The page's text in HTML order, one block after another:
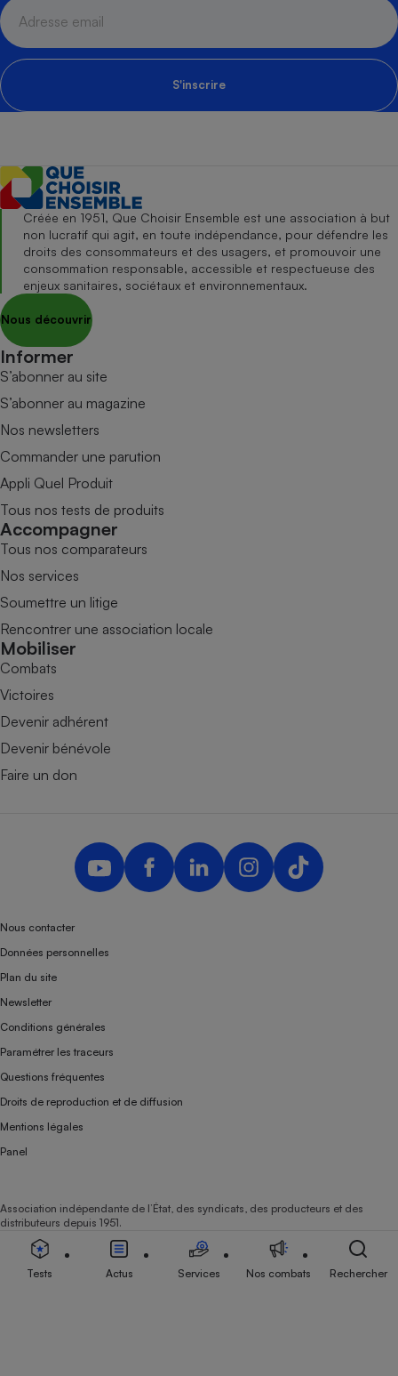
S'inscrire
Créée en 1951, Que Choisir Ensemble est une association à but
non lucratif qui agit, en toute indépendance, pour défendre les
droits des consommateurs et des usagers, et promouvoir une
consommation responsable, accessible et respectueuse des
enjeux sanitaires, sociétaux et environnementaux.
Nous découvrir
Informer
S’abonner au site
S’abonner au magazine
Nos newsletters
Commander une parution
Appli Quel Produit
Tous nos tests de produits
Accompagner
Tous nos comparateurs
Nos services
Soumettre un litige
Rencontrer une association locale
Mobiliser
Combats
Victoires
Devenir adhérent
Devenir bénévole
Faire un don
Nous contacter
Données personnelles
Plan du site
Newsletter
Conditions générales
Paramétrer les traceurs
Questions fréquentes
Droits de reproduction et de diffusion
Mentions légales
Panel
Association indépendante de l’État, des syndicats, des producteurs et des
distributeurs depuis 1951.
Tests Actus Services Nos combats Rechercher